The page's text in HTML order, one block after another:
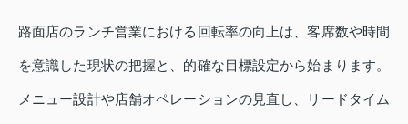
路面店のランチ営業における回転率の向上は、客席数や時間
を意識した現状の把握と、的確な目標設定から始まります。
メニュー設計や店舗オペレーションの見直し、リードタイム